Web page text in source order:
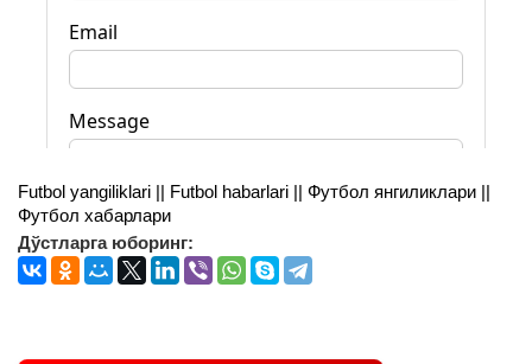
Futbol yangiliklari || Futbol habarlari || Футбол янгиликлари ||
Футбол хабарлари
Дўстларга юборинг: